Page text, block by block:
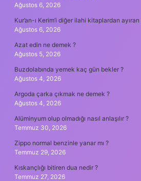
Ağustos 6, 2026
Kur’an-ı Kerim’i diğer ilahi kitaplardan
Ağustos 6, 2026
Azat edin ne demek ?
Ağustos 5, 2026
Buzdolabında yemek kaç gün bekler ?
Ağustos 4, 2026
Argoda çarka çıkmak ne demek ?
Ağustos 4, 2026
Alüminyum olup olmadığı nasıl anlaşılır ?
Temmuz 30, 2026
Zippo normal benzinle yanar mı ?
Temmuz 29, 2026
Kıskançlığı bitiren dua nedir ?
Temmuz 27, 2026